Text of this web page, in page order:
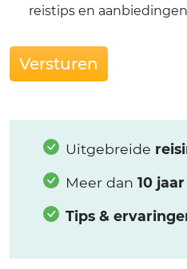
reistips en aanbiedingen
Versturen
Uitgebreide
Meer dan 10 jaar
Tips &